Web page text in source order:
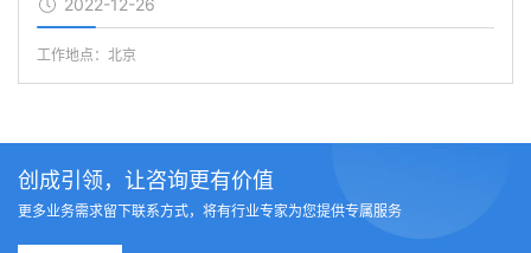
2022-12-26
工作地点：北京
创成引领，让咨询更有价值
更多业务需求留下联系方式，将有行业专家为您提供专属服务